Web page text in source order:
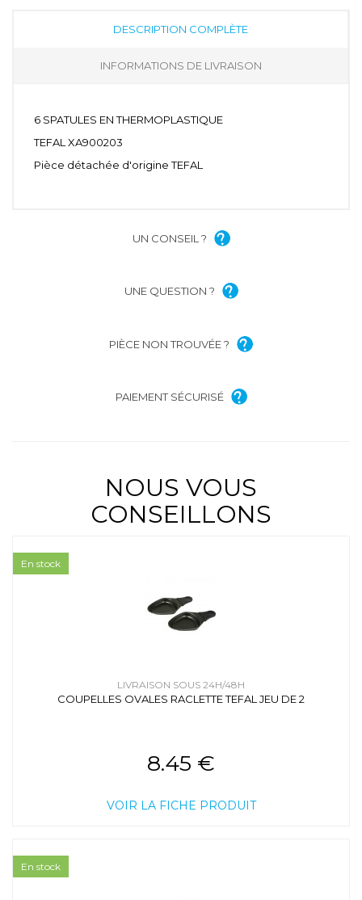
DESCRIPTION COMPLÈTE
INFORMATIONS DE LIVRAISON
6 SPATULES EN THERMOPLASTIQUE
TEFAL XA900203
Pièce détachée d'origine TEFAL
UN CONSEIL ?
UNE QUESTION ?
PIÈCE NON TROUVÉE ?
PAIEMENT SÉCURISÉ
NOUS VOUS
CONSEILLONS
LIVRAISON SOUS 24H/48H
COUPELLES OVALES RACLETTE TEFAL JEU DE 2
8.45 €
VOIR LA FICHE PRODUIT
En stock
En stock